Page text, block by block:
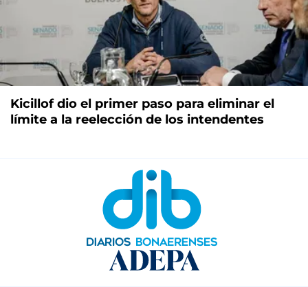
Kicillof dio el primer paso para eliminar el
límite a la reelección de los intendentes